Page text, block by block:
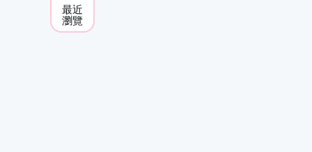
最近
瀏覽